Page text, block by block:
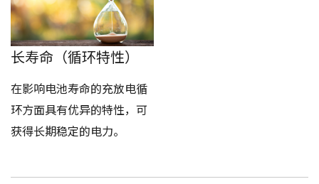
长寿命（循环特性）
在影响电池寿命的充放电循
环方面具有优异的特性，可
获得长期稳定的电力。